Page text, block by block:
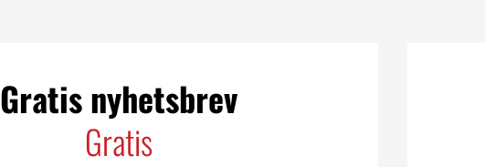
Gratis nyhetsbrev
Gratis